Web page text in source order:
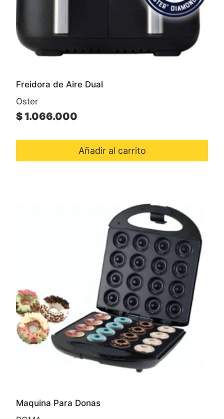
Freidora de Aire Dual
Oster
$1.066.000
Añadir al carrito
Maquina Para Donas